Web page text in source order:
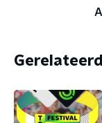
Gerelateerd